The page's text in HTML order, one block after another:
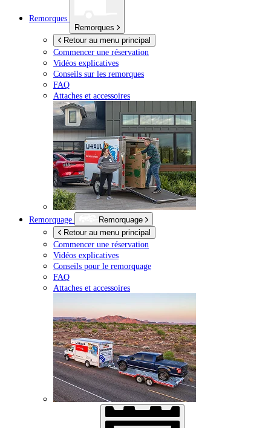
Remorques
Remorques
Retour au menu principal
Commencer une réservation
Vidéos explicatives
Conseils sur les remorques
FAQ
Attaches et accessoires
Remorquage
Remorquage
Retour au menu principal
Commencer une réservation
Vidéos explicatives
Conseils pour le remorquage
FAQ
Attaches et accessoires